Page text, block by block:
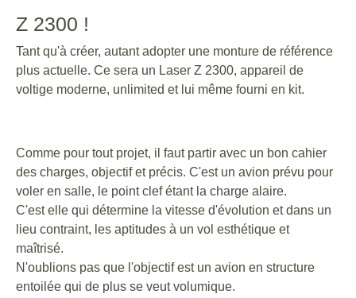
Z 2300 !
Tant qu'à créer, autant adopter une monture de référence
plus actuelle. Ce sera un Laser Z 2300, appareil de
voltige moderne, unlimited et lui même fourni en kit.
Comme pour tout projet, il faut partir avec un bon cahier
des charges, objectif et précis. C'est un avion prévu pour
voler en salle, le point clef étant la charge alaire.
C'est elle qui détermine la vitesse d'évolution et dans un
lieu contraint, les aptitudes à un vol esthétique et
maîtrisé.
N'oublions pas que l'objectif est un avion en structure
entoilée qui de plus se veut volumique.